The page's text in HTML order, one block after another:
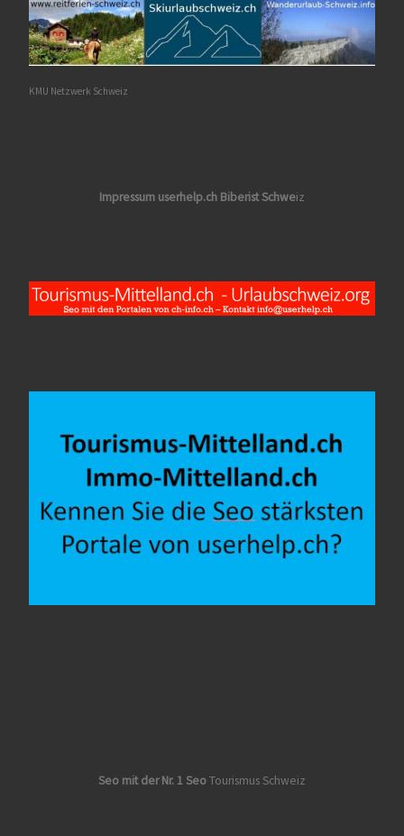
KMU Netzwerk Schweiz
Impressum userhelp.ch Biberist Schweiz
Seo mit der Nr. 1 SeoTourismus Schweiz